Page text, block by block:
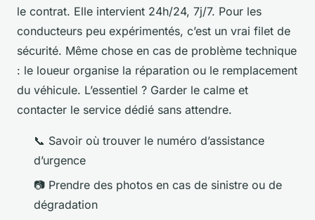
le contrat. Elle intervient 24h/24, 7j/7. Pour les
conducteurs peu expérimentés, c’est un vrai filet de
sécurité. Même chose en cas de problème technique
: le loueur organise la réparation ou le remplacement
du véhicule. L’essentiel ? Garder le calme et
contacter le service dédié sans attendre.
📞 Savoir où trouver le numéro d’assistance
d’urgence
📷 Prendre des photos en cas de sinistre ou de
dégradation